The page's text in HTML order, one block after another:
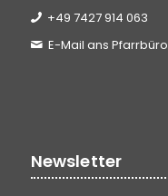
+49 7427 914 063
E-Mail ans Pfarrbüro
Newsletter